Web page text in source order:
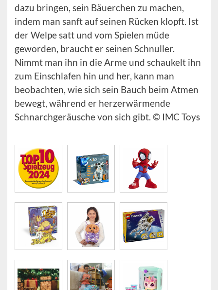
dazu bringen, sein Bäuerchen zu machen,
indem man sanft auf seinen Rücken klopft. Ist
der Welpe satt und vom Spielen müde
geworden, braucht er seinen Schnuller.
Nimmt man ihn in die Arme und schaukelt ihn
zum Einschlafen hin und her, kann man
beobachten, wie sich sein Bauch beim Atmen
bewegt, während er herzerwärmende
Schnarchgeräusche von sich gibt. © IMC Toys